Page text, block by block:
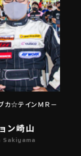
カ☆テインＭＲ－
ン崎山
Sakiyama